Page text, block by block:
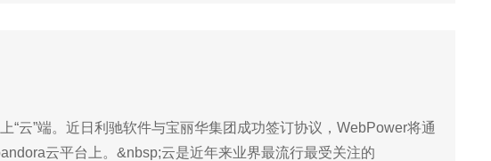
“云”端。近日利驰软件与宝丽华集团成功签订协议，WebPower将通
云平台上。&nbsp;云是近年来业界最流行最受关注的